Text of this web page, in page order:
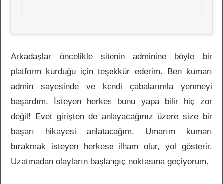
Arkadaşlar öncelikle sitenin adminine böyle bir
platform kurduğu için teşekkür ederim. Ben kumarı
admin sayesinde ve kendi çabalarımla yenmeyi
başardım. İsteyen herkes bunu yapa bilir hiç zor
değil! Evet girişten de anlayacağınız üzere size bir
başarı hikayesi anlatacağım. Umarım kumarı
bırakmak isteyen herkese ilham olur, yol gösterir.
Uzatmadan olayların başlangıç noktasına geçiyorum.